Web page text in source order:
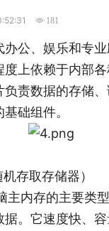
 181
办公、娱乐和专
度上依赖于内部
负责数据的存储
础组件。
存取存储器）
主内存的主要类
据。它速度快、